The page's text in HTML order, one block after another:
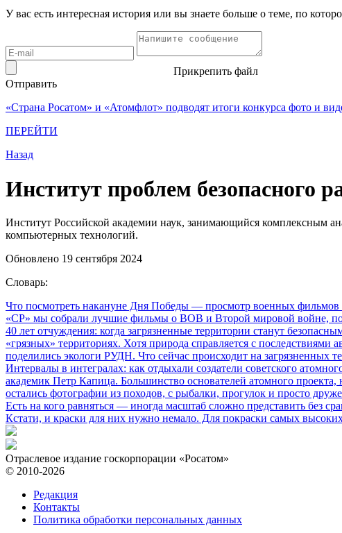
У вас есть интересная история или вы знаете больше о теме, по
Прикрепить файл
Отправить
«Страна Росатом» и «Атомфлот» подводят итоги конкурса фото и
ПЕРЕЙТИ
Назад
Институт проблем безопасного
Институт Российской академии наук, занимающийся комплексным
компьютерных технологий.
Обновлено 19 сентября 2024
Словарь:
Что посмотреть накануне Дня Победы — просмотр военных фильмов
«СР» мы собрали лучшие фильмы о ВОВ и Второй мировой войне,
40 лет отчуждения: когда загрязненные территории станут
«грязных» территориях. Хотя природа справляется с
поделились экологи РУДН. Что сейчас происходит на загрязненных
Интервалы в интегралах: как отдыхали создатели советского
академик Петр Капица. Большинство основателей атомного
остались фотографии из походов, с рыбалки, прогулок и просто
Есть на кого равняться — иногда масштаб сложно представить без
Кстати, и краски для них нужно немало. Для покраски самых
Отраслевое издание госкорпорации «Росатом»
© 2010-2026
Редакция
Контакты
Политика обработки персональных данных